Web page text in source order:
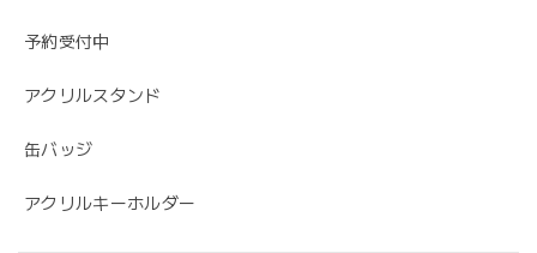
予約受付中
アクリルスタンド
缶バッジ
アクリルキーホルダー